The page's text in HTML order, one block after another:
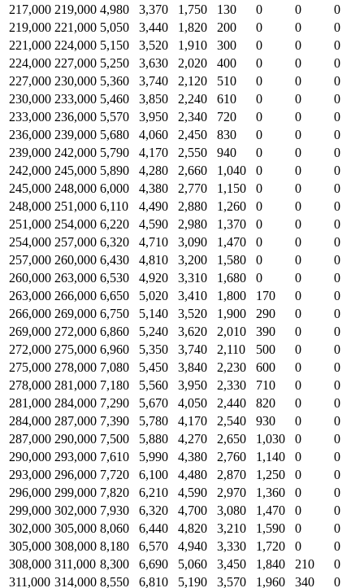
217,000 219,000 4,980 3,370 1,750 130 0 0
0
219,000 221,000 5,050 3,440 1,820 200 0 0
0
221,000 224,000 5,150 3,520 1,910 300 0 0
0
224,000 227,000 5,250 3,630 2,020 400 0 0
0
227,000 230,000 5,360 3,740 2,120 510 0 0
0
230,000 233,000 5,460 3,850 2,240 610 0 0
0
233,000 236,000 5,570 3,950 2,340 720 0 0
0
236,000 239,000 5,680 4,060 2,450 830 0 0
0
239,000 242,000 5,790 4,170 2,550 940 0 0
0
242,000 245,000 5,890 4,280 2,660 1,040 0 0
0
245,000 248,000 6,000 4,380 2,770 1,150 0 0
0
248,000 251,000 6,110 4,490 2,880 1,260 0 0
0
251,000 254,000 6,220 4,590 2,980 1,370 0 0
0
254,000 257,000 6,320 4,710 3,090 1,470 0 0
0
257,000 260,000 6,430 4,810 3,200 1,580 0 0
0
260,000 263,000 6,530 4,920 3,310 1,680 0 0
0
263,000 266,000 6,650 5,020 3,410 1,800 170 0
0
266,000 269,000 6,750 5,140 3,520 1,900 290 0
0
269,000 272,000 6,860 5,240 3,620 2,010 390 0
0
272,000 275,000 6,960 5,350 3,740 2,110 500 0
0
275,000 278,000 7,080 5,450 3,840 2,230 600 0
0
278,000 281,000 7,180 5,560 3,950 2,330 710 0
0
281,000 284,000 7,290 5,670 4,050 2,440 820 0
0
284,000 287,000 7,390 5,780 4,170 2,540 930 0
0
287,000 290,000 7,500 5,880 4,270 2,650 1,030 0
0
290,000 293,000 7,610 5,990 4,380 2,760 1,140 0
0
293,000 296,000 7,720 6,100 4,480 2,870 1,250 0
0
296,000 299,000 7,820 6,210 4,590 2,970 1,360 0
0
299,000 302,000 7,930 6,320 4,700 3,080 1,470 0
0
302,000 305,000 8,060 6,440 4,820 3,210 1,590 0
0
305,000 308,000 8,180 6,570 4,940 3,330 1,720 0
0
308,000 311,000 8,300 6,690 5,060 3,450 1,840 210
0
311,000 314,000 8,550 6,810 5,190 3,570 1,960 340 0